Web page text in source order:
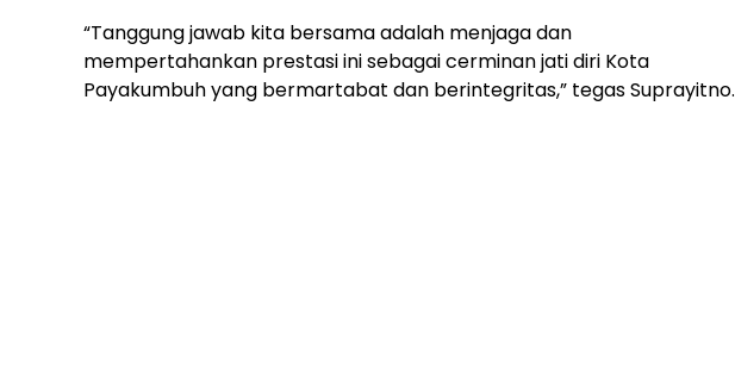
“Tanggung jawab kita bersama adalah menjaga dan
mempertahankan prestasi ini sebagai cerminan jati diri Kota
Payakumbuh yang bermartabat dan berintegritas,” tegas Suprayitno.